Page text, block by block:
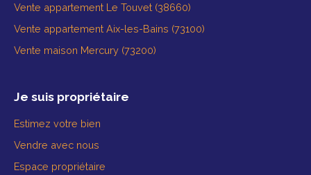
Vente appartement Le Touvet (38660)
Vente appartement Aix-les-Bains (73100)
Vente maison Mercury (73200)
Je suis propriétaire
Estimez votre bien
Vendre avec nous
Espace propriétaire